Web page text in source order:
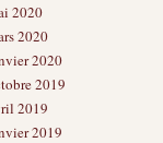
2020
2020
2020
2019
2019
2019